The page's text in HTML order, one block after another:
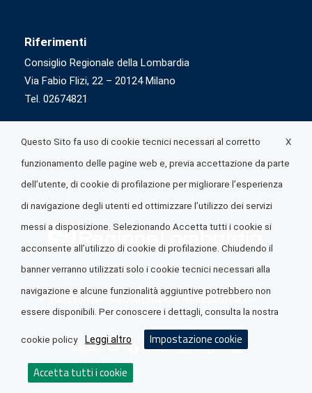
Riferimenti
Consiglio Regionale della Lombardia
Via Fabio Flizi, 22 – 20124 Milano
Tel. 02674821
© 2026 Lombardia Quotidiano è realizzato daA.R.I.A.
Seguici su
X
Questo Sito fa uso di cookie tecnici necessari al corretto
funzionamento delle pagine web e, previa accettazione da parte
dell’utente, di cookie di profilazione per migliorare l’esperienza
di navigazione degli utenti ed ottimizzare l’utilizzo dei servizi
messi a disposizione. Selezionando Accetta tutti i cookie si
acconsente all’utilizzo di cookie di profilazione. Chiudendo il
banner verranno utilizzati solo i cookie tecnici necessari alla
navigazione e alcune funzionalità aggiuntive potrebbero non
essere disponibili. Per conoscere i dettagli, consulta la nostra
cookie policy Leggi altro Impostazione cookie
Accetta tutti i cookie